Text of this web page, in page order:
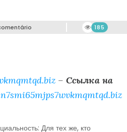
185
– Ссылка на
Для тех же, кто